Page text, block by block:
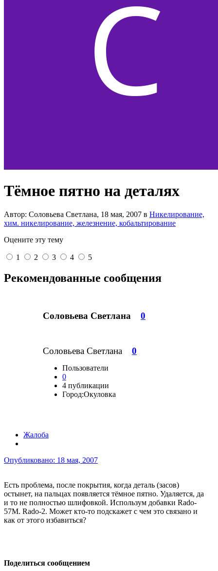
Тёмное пятно на деталях
Автор: Соловьева Светлана, 18 мая, 2007 в Никелирование,
хим. никелирование, железнение, кобальтирование
Оцените эту тему
1 2 3 4 5
Рекомендованные сообщения
Соловьева Светлана 0
Соловьева Светлана 0
Пользователи
0
4 публикации
Город:Окуловка
Жалоба
Опубликовано: 18 мая, 2007
Есть проблема, после покрытия, когда деталь (засов)
остынет, на пальцах появляется тёмное пятно. Удаляется, да
и то не полностью шлифовкой. Использум добавки Rado-
57M. Rado-2. Может кто-то подскажет с чем это связано и
как от этого избавиться?
Поделиться сообщением